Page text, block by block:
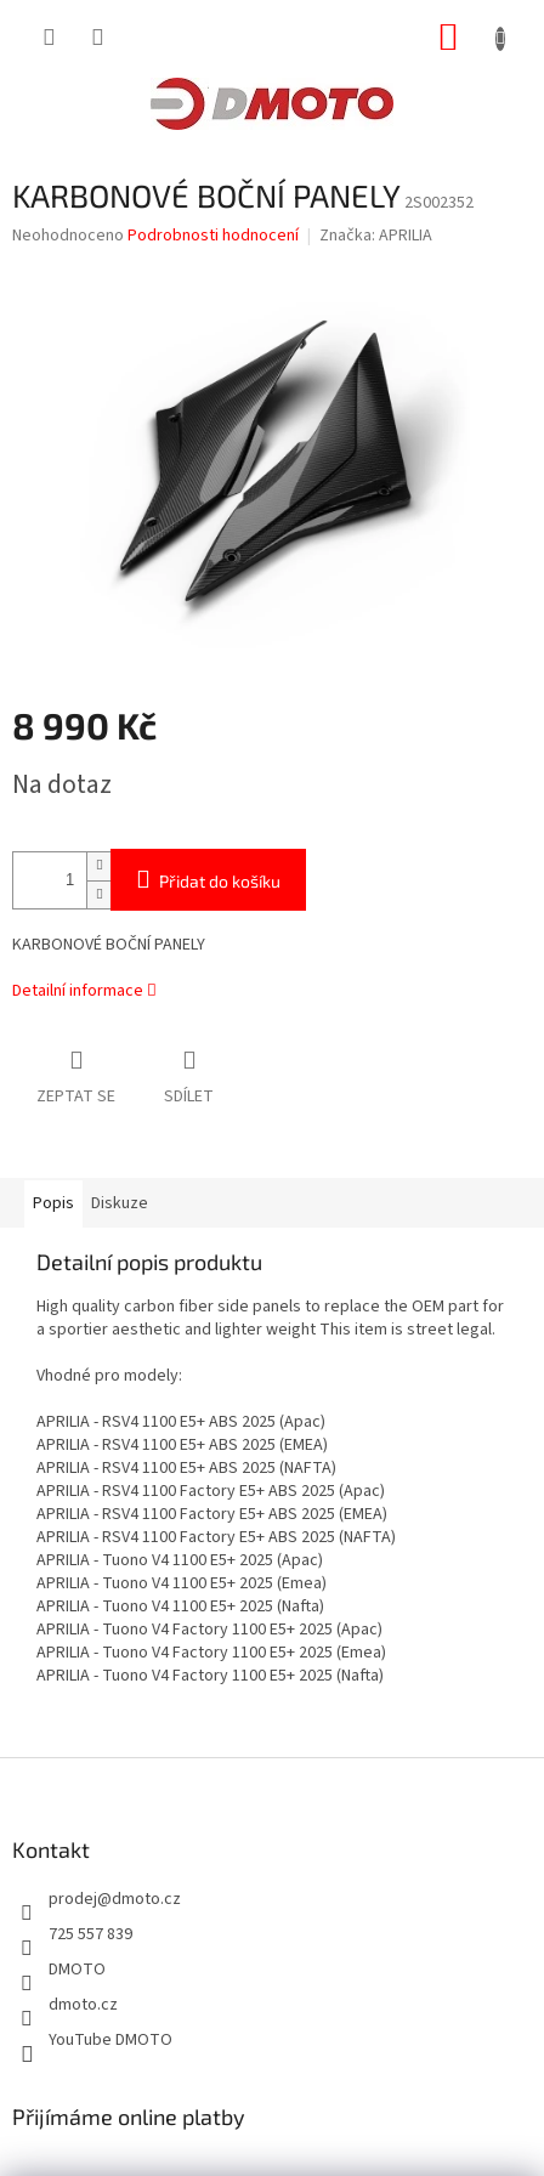
KARBONOVÉ BOČNÍ PANELY 2S002352
Průměrné
Neohodnoceno Podrobnosti hodnocení Značka: APRILIA
8 990 Kč
cena:
Na dotaz
Přidat do košíku
KARBONOVÉ BOČNÍ PANELY
Detailní informace
ZEPTAT SE SDÍLET
Popis Diskuze
Detailní popis produktu
High quality carbon fiber side panels to replace the OEM part for
a sportier aesthetic and lighter weight This item is street legal.
Vhodné pro modely:
APRILIA - RSV4 1100 E5+ ABS 2025 (Apac)
APRILIA - RSV4 1100 E5+ ABS 2025 (EMEA)
APRILIA - RSV4 1100 E5+ ABS 2025 (NAFTA)
APRILIA - RSV4 1100 Factory E5+ ABS 2025 (Apac)
APRILIA - RSV4 1100 Factory E5+ ABS 2025 (EMEA)
APRILIA - RSV4 1100 Factory E5+ ABS 2025 (NAFTA)
APRILIA - Tuono V4 1100 E5+ 2025 (Apac)
APRILIA - Tuono V4 1100 E5+ 2025 (Emea)
APRILIA - Tuono V4 1100 E5+ 2025 (Nafta)
APRILIA - Tuono V4 Factory 1100 E5+ 2025 (Apac)
APRILIA - Tuono V4 Factory 1100 E5+ 2025 (Emea)
APRILIA - Tuono V4 Factory 1100 E5+ 2025 (Nafta)
Kontakt
prodej@dmoto.cz
725 557 839
DMOTO
dmoto.cz
YouTube DMOTO
Přijímáme online platby